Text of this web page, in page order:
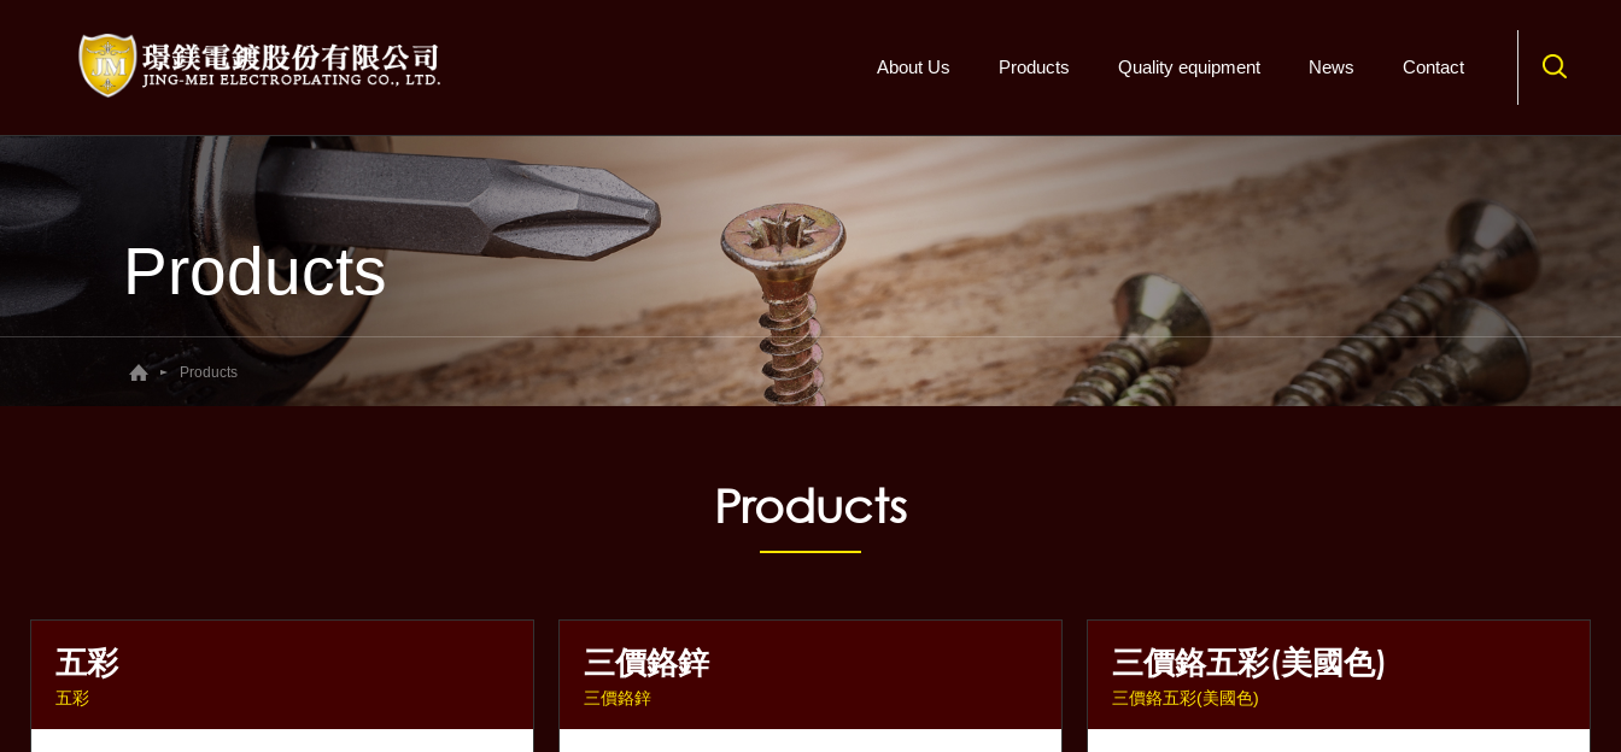
About Us Products Quality equipment News Contact
Products
Products
Products
五彩
五彩
三價鉻鋅
三價鉻鋅
三價鉻五彩(美國色)
三價鉻五彩(美國色)